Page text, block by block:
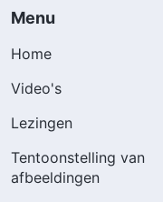
Menu
Home
Video's
Lezingen
Tentoonstelling van
afbeeldingen